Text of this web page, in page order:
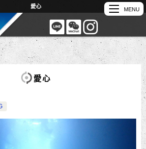
愛心
愛心